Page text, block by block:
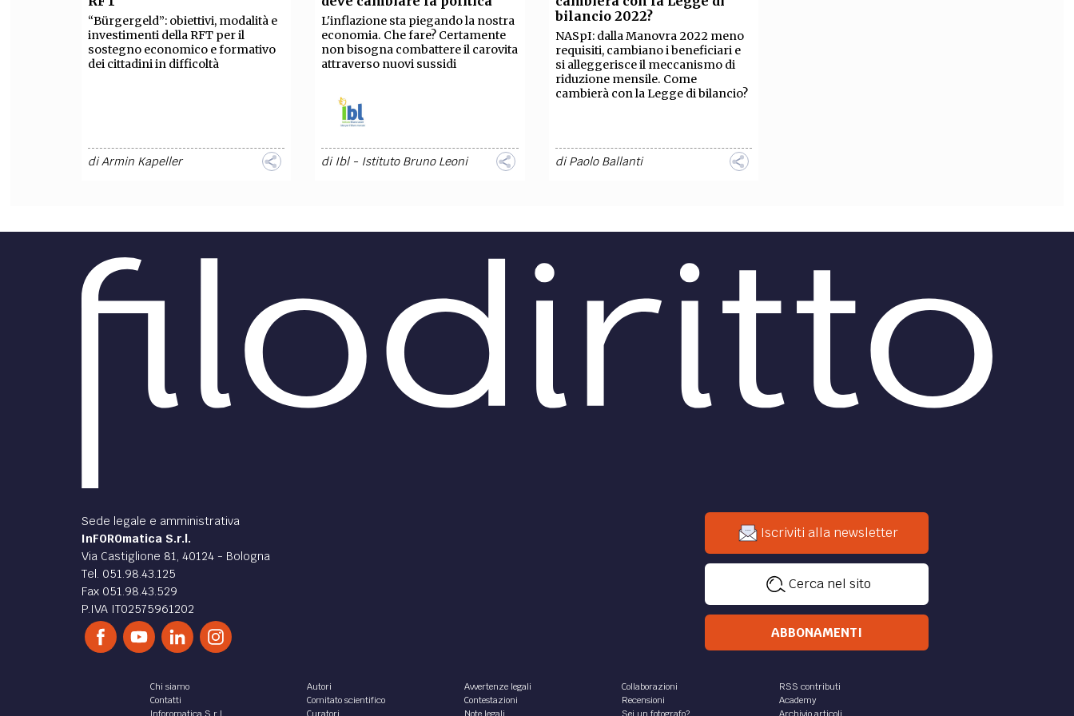
TEAM
FILODIRITTO REDAZIONE COMITATO SCIENTIFICO CURATORI FOTOGRAFI PARTNER COLLABORA CON NOI
EXTRA
CONTATTI
SOCIAL MEDIA
“Bürgergeld”: obiettivi, modalità e
investimenti della RFT per il
sostegno economico e formativo
dei cittadini in difficoltà
diArmin Kapeller
L'inflazione sta piegando la nostra
economia. Che fare? Certamente
non bisogna combattere il carovita
attraverso nuovi sussidi
di Ibl - Istituto Bruno Leoni
bilancio 2022?
NASpI: dalla Manovra 2022 meno
requisiti, cambiano i beneficiari e
si alleggerisce il meccanismo di
riduzione mensile. Come
cambierà con la Legge di bilancio?
diPaolo Ballanti
Sede legale e amministrativa
InFOROmatica S.r.l.
Via Castiglione 81, 40124 - Bologna
Tel. 051.98.43.125
Fax 051.98.43.529
P.IVA IT02575961202
Iscriviti alla newsletter
Cerca nel sito
ABBONAMENTI
Chi siamo
Contatti
Inforomatica S.r.l.
Autori
Comitato scientifico
Curatori
Avvertenze legali
Contestazioni
Note legali
Collaborazioni
Recensioni
Sei un fotografo?
RSS contributi
Academy
Archivio articoli